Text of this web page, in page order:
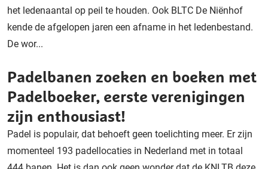
het ledenaantal op peil te houden. Ook BLTC De Niënhof
kende de afgelopen jaren een afname in het ledenbestand.
De wor...
Padelbanen zoeken en boeken met
Padelboeker, eerste verenigingen
zijn enthousiast!
Padel is populair, dat behoeft geen toelichting meer. Er zijn
momenteel 193 padellocaties in Nederland met in totaal